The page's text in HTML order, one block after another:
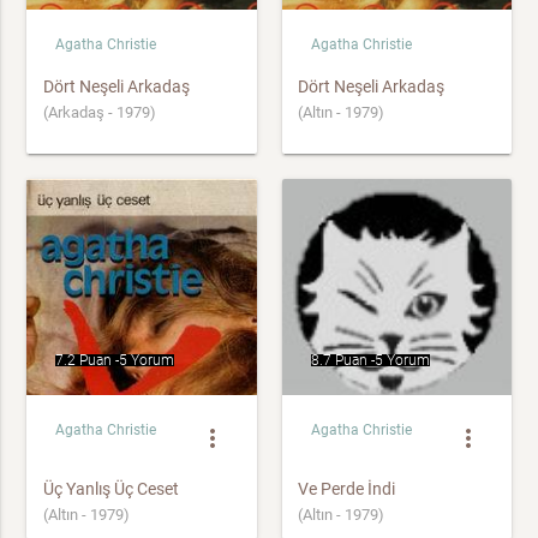
Agatha Christie
Dört Neşeli Arkadaş
(Arkadaş - 1979)
Agatha Christie
Dört Neşeli Arkadaş
(Altın - 1979)
7.2 Puan -5 Yorum
Agatha Christie more_vert
Üç Yanlış Üç Ceset
(Altın - 1979)
8.7 Puan -5 Yorum
Agatha Christie more_vert
Ve Perde İndi
(Altın - 1979)